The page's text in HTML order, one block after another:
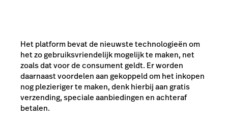
Het platform bevat de nieuwste technologieën om
het zo gebruiksvriendelijk mogelijk te maken, net
zoals dat voor de consument geldt. Er worden
daarnaast voordelen aan gekoppeld om het inkopen
nog plezieriger te maken, denk hierbij aan gratis
verzending, speciale aanbiedingen en achteraf
betalen.